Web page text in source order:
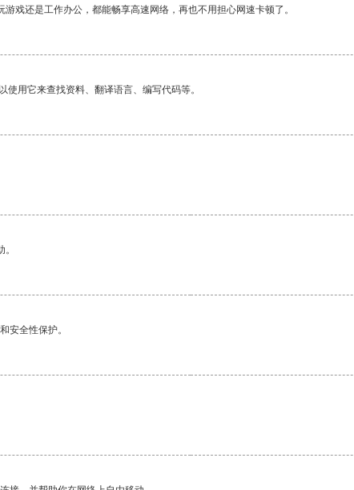
戏还是工作办公，都能畅享高速网络，再也不用担心网速卡顿了。
用它来查找资料、翻译语言、编写代码等。
安全性保护。